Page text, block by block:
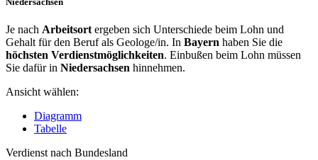
Je nach Arbeitsort ergeben sich Unterschiede beim Lohn und
Gehalt für den Beruf als Geologe/in. In Bayern haben Sie die
höchsten Verdienstmöglichkeiten. Einbußen beim Lohn müssen
Sie dafür in Niedersachsen hinnehmen.
Ansicht wählen:
Diagramm
Tabelle
Verdienst nach Bundesland